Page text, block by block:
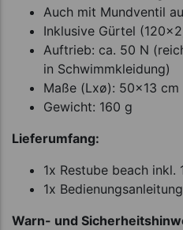
Auch mit Mundventil
Inklusive Gürtel
Auftrieb: ca. 50 N
in Schwimmkleidung)
Maße (Lxø): 50x13 cm
Gewicht: 160 g
Lieferumfang:
1x Restube beach inkl.
1x Bedienungsanleitung
Warn- und